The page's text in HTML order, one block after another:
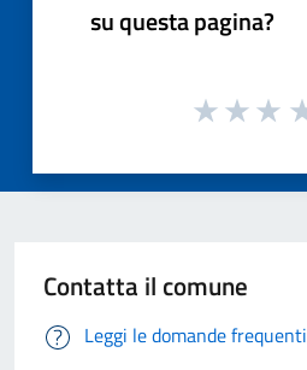
su questa pagina?
Contatta il comune
Leggi le domande frequenti